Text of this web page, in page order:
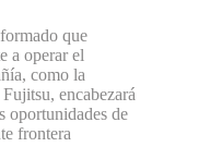
que
a operar el
como la
encabezará
oportunidades de
frontera